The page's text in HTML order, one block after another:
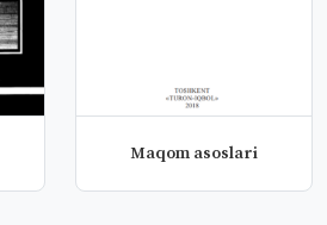
Maqom asoslari